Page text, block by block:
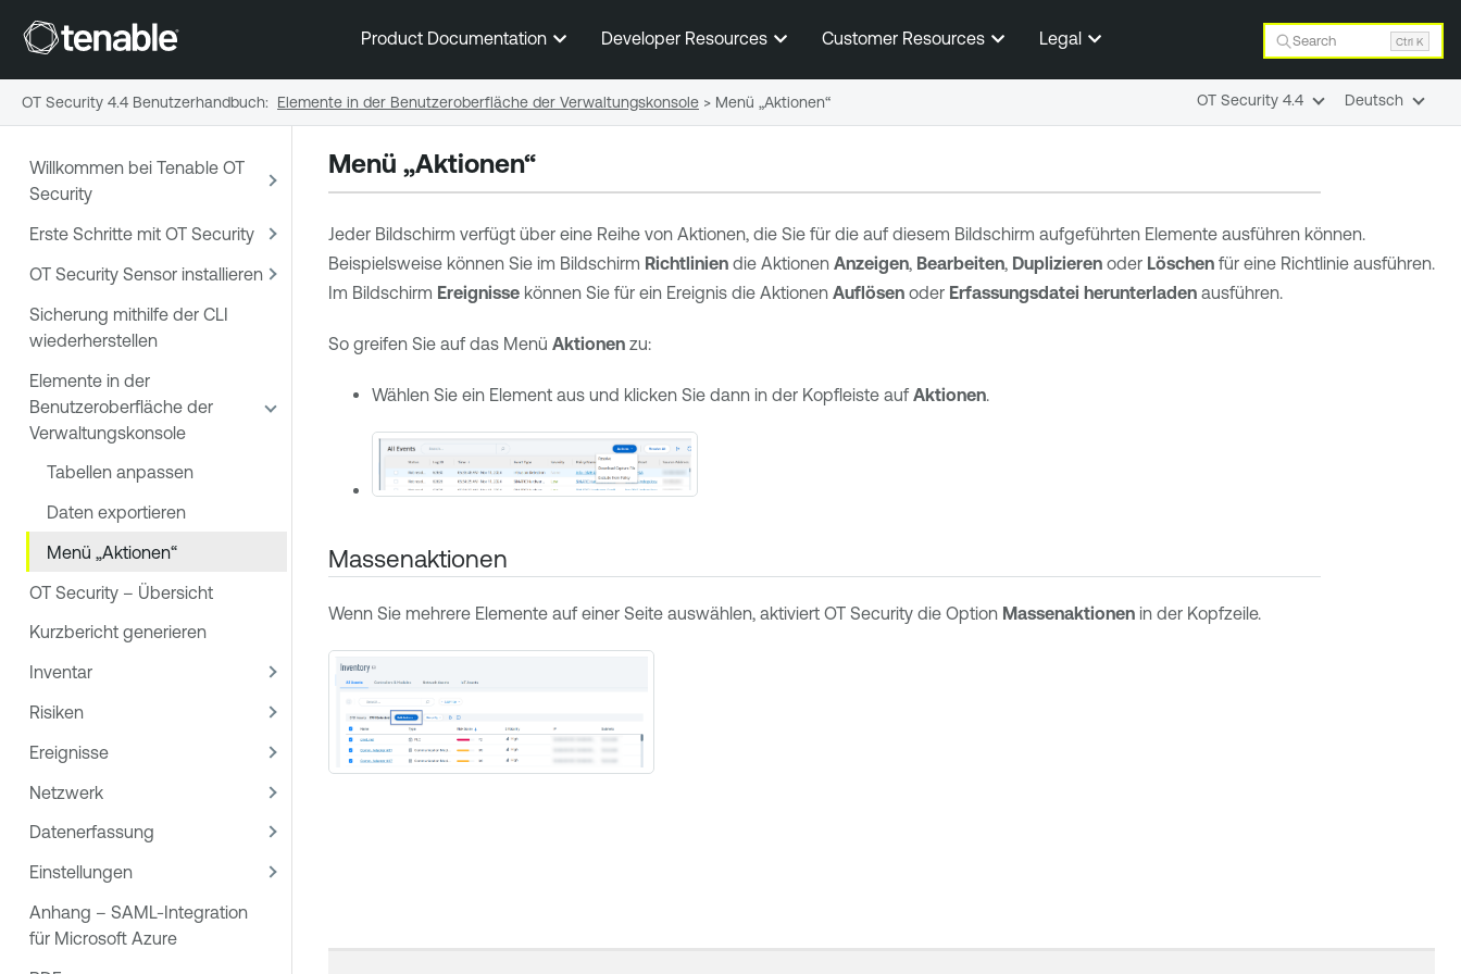
Zum Hauptinhalt springen
Product Documentation Developer Resources Customer Resources Legal Search Ctrl K
Willkommen bei Tenable OT
Security
Erste Schritte mit OT Security
OT Security Sensor installieren
Sicherung mithilfe der CLI
wiederherstellen
Elemente in der
Benutzeroberfläche der
Verwaltungskonsole
Tabellen anpassen
Daten exportieren
Menü „Aktionen“
OT Security – Übersicht
Kurzbericht generieren
Inventar
Risiken
Ereignisse
Netzwerk
Datenerfassung
Einstellungen
Anhang – SAML-Integration
für Microsoft Azure
Menü „Aktionen“
Jeder Bildschirm verfügt über eine Reihe von Aktionen, die Sie für die auf diesem Bildschirm aufgeführten Elemente ausführen können.
Beispielsweise können Sie im Bildschirm Richtliniendie Aktionen Anzeigen, Bearbeiten, Duplizierenoder Löschenfür eine Richtlinie ausführen.
Im Bildschirm Ereignissekönnen Sie für ein Ereignis die Aktionen Auflösenoder Erfassungsdatei herunterladenausführen.
So greifen Sie auf das Menü Aktionenzu:
Wählen Sie ein Element aus und klicken Sie dann in der Kopfleiste auf Aktionen.
Massenaktionen
Wenn Sie mehrere Elemente auf einer Seite auswählen, aktiviert OT Securitydie Option Massenaktionenin der Kopfzeile.
OT Security 4.4 Benutzerhandbuch: Elemente in der Benutzeroberfläche der Verwaltungskonsole > Menü „Aktionen“ OT Security 4.4 Deutsch